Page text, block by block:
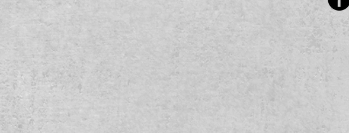
Portaria Nº 10.855/2026
para servidores/as ativos/as e
novos
de
agosto)